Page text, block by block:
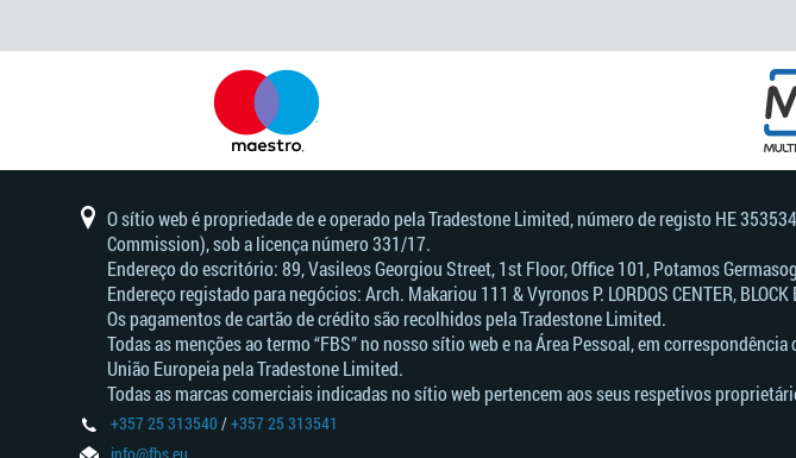
O sítio web é propriedade de e operado pela Tradestone Limited, número de registo HE
Commission), sob a licença número 331/17.
Endereço do escritório: 89, Vasileos Georgiou Street, 1st Floor, Office 101, Potamos
Endereço registado para negócios: Arch. Makariou 111 & Vyronos Р. LORDOS CENTER,
Os pagamentos de cartão de crédito são recolhidos pela Tradestone Limited.
Todas as menções ao termo “FBS” no nosso sítio web e na Área Pessoal, em
União Europeia pela Tradestone Limited.
Todas as marcas comerciais indicadas no sítio web pertencem aos seus respetivos
+357 25 313540/+357 25 313541